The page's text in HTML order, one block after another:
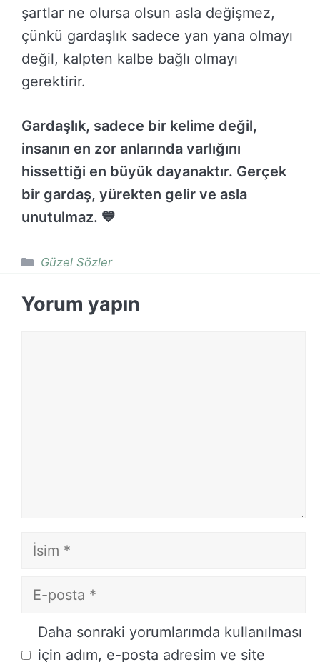
şartlar ne olursa olsun asla değişmez,
çünkü gardaşlık sadece yan yana olmayı
değil, kalpten kalbe bağlı olmayı
gerektirir.
Gardaşlık, sadece bir kelime değil,
insanın en zor anlarında varlığını
hissettiği en büyük dayanaktır. Gerçek
bir gardaş, yürekten gelir ve asla
unutulmaz. 💙
Kategoriler
Güzel Sözler
Yorum yapın
İsim
E-
İnternet
sitesi
Daha sonraki yorumlarımda kullanılması
için adım, e-posta adresim ve site